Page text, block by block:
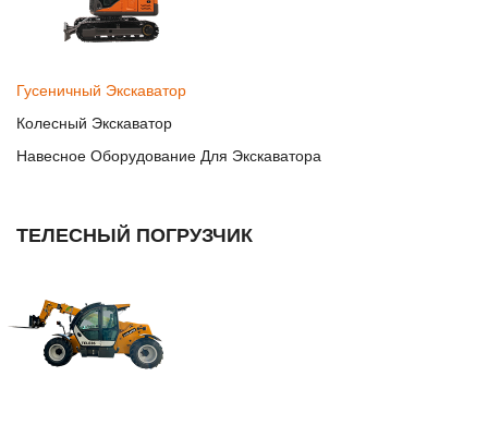
Гусеничный Экскаватор
Колесный Экскаватор
Навесное Оборудование Для Экскаватора
ТЕЛЕСНЫЙ ПОГРУЗЧИК